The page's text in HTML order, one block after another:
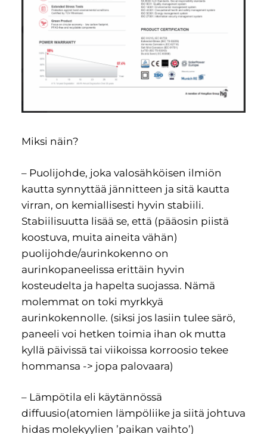
Miksi näin?
– Puolijohde, joka valosähköisen ilmiön
kautta synnyttää jännitteen ja sitä kautta
virran, on kemiallisesti hyvin stabiili.
Stabiilisuutta lisää se, että (pääosin piistä
koostuva, muita aineita vähän)
puolijohde/aurinkokenno on
aurinkopaneelissa erittäin hyvin
kosteudelta ja hapelta suojassa. Nämä
molemmat on toki myrkkyä
aurinkokennolle. (siksi jos lasiin tulee särö,
paneeli voi hetken toimia ihan ok mutta
kyllä päivissä tai viikoissa korroosio tekee
hommansa -> jopa palovaara)
– Lämpötila eli käytännössä
diffuusio(atomien lämpöliike ja siitä johtuva
hidas molekyylien ’paikan vaihto’)